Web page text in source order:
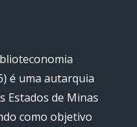
é uma autarquia
Estados de Minas
como objetivo